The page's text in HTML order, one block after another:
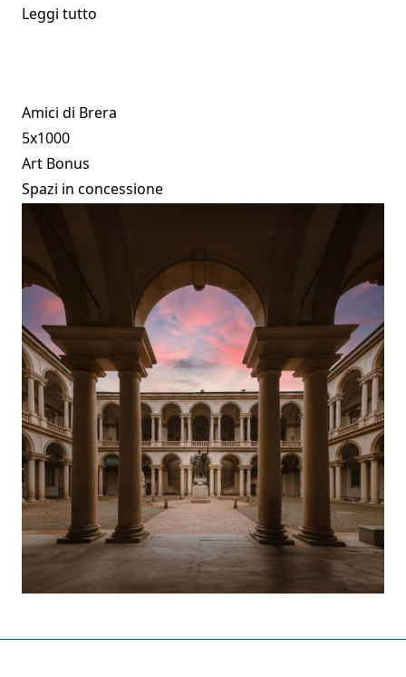
Leggi tutto
Amici di Brera
5x1000
Art Bonus
Spazi in concessione